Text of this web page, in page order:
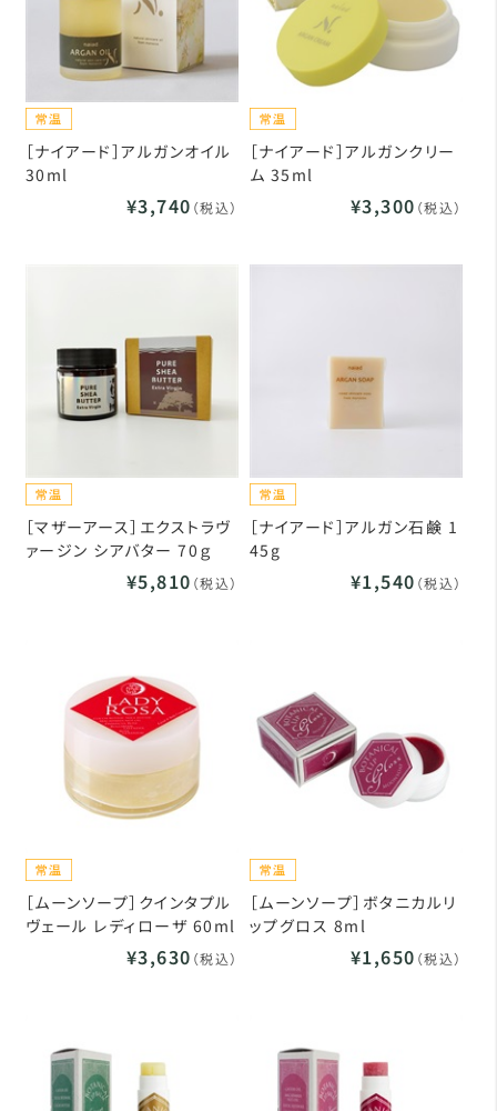
［ナイアード］アルガンオイル
30ml
¥3,740 （税込）
［ナイアード］アルガンクリー
ム 35ml
¥3,300 （税込）
［マザーアース］エクストラヴ
ァージン シアバター 70ｇ
¥5,810 （税込）
［ナイアード］アルガン石鹸 1
45g
¥1,540 （税込）
［ムーンソープ］クインタプル
ヴェール レディローザ 60ml
¥3,630 （税込）
［ムーンソープ］ボタニカルリ
ップグロス 8ml
¥1,650 （税込）